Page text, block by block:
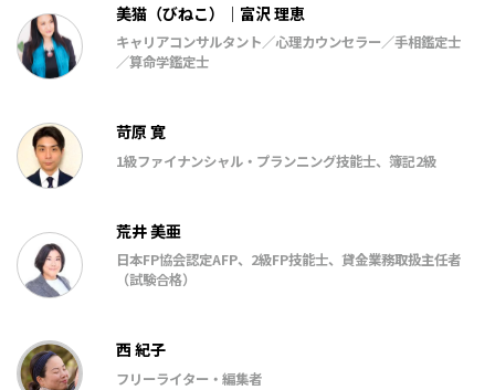
美猫（びねこ）｜富沢 理恵
キャリアコンサルタント／心理カウンセラー／手相鑑定士
／算命学鑑定士
苛原 寛
1級ファイナンシャル・プランニング技能士、簿記2級
荒井 美亜
日本FP協会認定AFP、2級FP技能士、貸金業務取扱主任者
（試験合格）
西 紀子
フリーライター・編集者